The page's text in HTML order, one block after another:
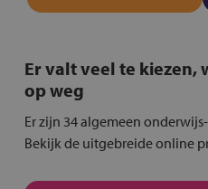
Er valt veel te kiezen,
op weg
Er zijn 34 algemeen
Bekijk de uitgebreide online